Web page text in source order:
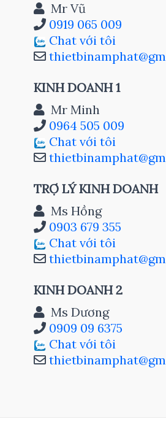
Mr Vũ
0919 065 009
Chat với tôi
KINH DOANH 1
Mr Minh
0964 505 009
Chat với tôi
TRỢ LÝ KINH DOANH
Ms Hồng
0903 679 355
Chat với tôi
KINH DOANH 2
Ms Dương
0909 09 6375
Chat với tôi